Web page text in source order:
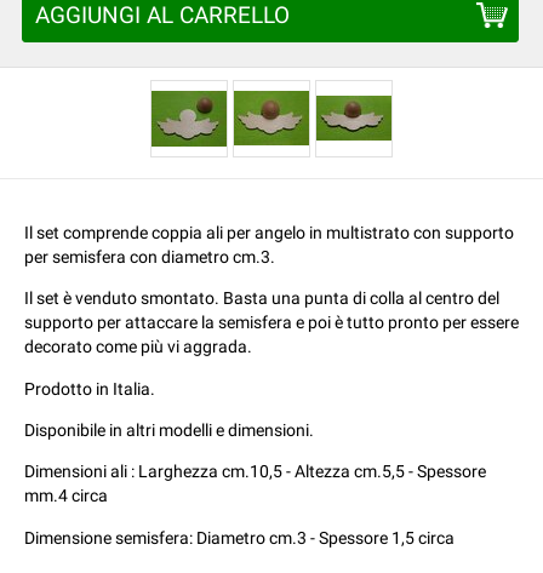
AGGIUNGI AL CARRELLO
Il set comprende coppia ali per angelo in multistrato con supporto
per semisfera con diametro cm.3.
Il set è venduto smontato. Basta una punta di colla al centro del
supporto per attaccare la semisfera e poi è tutto pronto per essere
decorato come più vi aggrada.
Prodotto in Italia.
Disponibile in altri modelli e dimensioni.
Dimensioni ali : Larghezza cm.10,5 - Altezza cm.5,5 - Spessore
mm.4 circa
Dimensione semisfera: Diametro cm.3 - Spessore 1,5 circa